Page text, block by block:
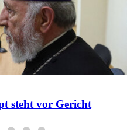
steht vor Gericht